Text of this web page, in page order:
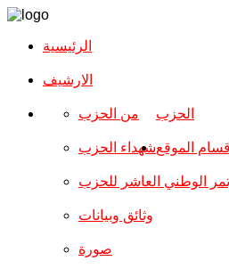
الرئيسية
الارشیف
الحزب من الحزب
شهداء الحزب
الوطني العاشر للحزب
وثائق وبيانات
اقسام الموقع
صورة